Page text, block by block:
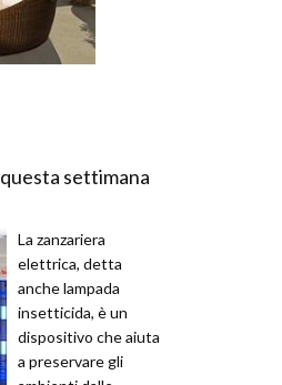
settimana
La zanzariera
elettrica, detta
anche lampada
insetticida, è un
dispositivo che aiuta
a preservare gli